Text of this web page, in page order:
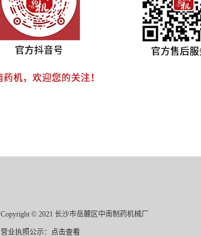
Copyright © 2021 长沙市岳麓区中南制药机械厂
营业执照公示： 点击查看